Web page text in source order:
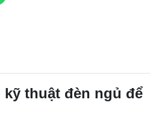
thuật đèn ngủ để